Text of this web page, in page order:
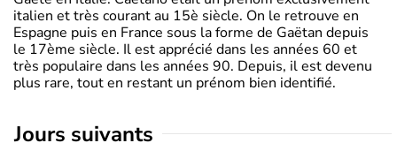
italien et très courant au 15è siècle. On le retrouve en
Espagne puis en France sous la forme de Gaëtan depuis
le 17ème siècle. Il est apprécié dans les années 60 et
très populaire dans les années 90. Depuis, il est devenu
plus rare, tout en restant un prénom bien identifié.
jours suivants